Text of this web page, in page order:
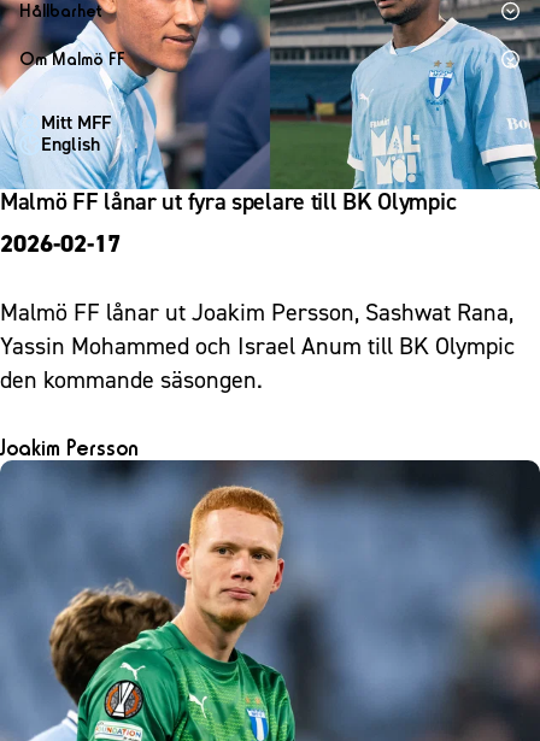
Fotbollsnätverket
P19
P17
F17
Malmö Trophy
Partner dam
Matchdag på Eleda Stadion
MFF-museet & rundvandringar
Fest & Event
Konferens
Möte
Mässa
Sommarfest
Julshow
Vanliga frågor om 1910 Event
Hållbarhet
Hållbarhet
Himmelsblå framtid – en match för miljön
MFF i samhället
Laget för alla
Nattfotboll
Himmelsblå Tillsammans
Grundskolefotboll mot rasismer
Skolakademier
Fonder
Om Malmö FF
Om Malmö FF
Kontakt
Press och media
Historik – herrlaget
Historik – damlaget
Policydokument
Personuppgiftspolicy
Mitt MFF
English
Malmö FF lånar ut fyra spelare till BK Olympic
2026-02-17
Malmö FF lånar ut Joakim Persson, Sashwat Rana,
Yassin Mohammed och Israel Anum till BK Olympic
den kommande säsongen.
Joakim Persson